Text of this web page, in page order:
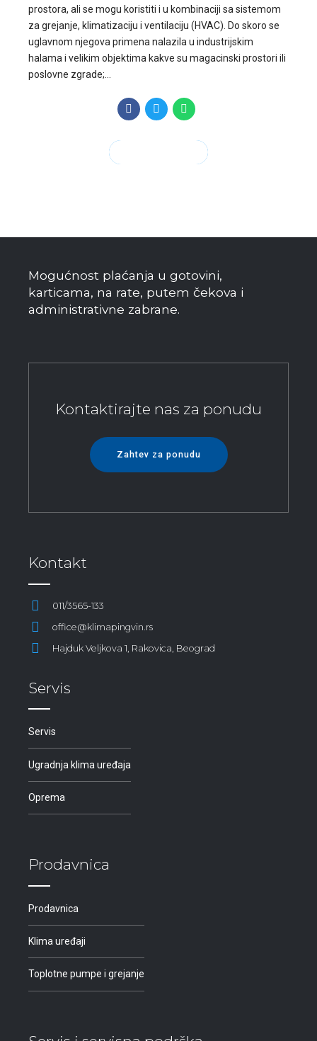
prostora, ali se mogu koristiti i u kombinaciji sa sistemom
za grejanje, klimatizaciju i ventilaciju (HVAC). Do skoro se
uglavnom njegova primena nalazila u industrijskim
halama i velikim objektima kakve su magacinski prostori ili
poslovne zgrade;...
Mogućnost plaćanja u gotovini,
karticama, na rate, putem čekova i
administrativne zabrane.
Kontaktirajte nas za ponudu
Zahtev za ponudu
Kontakt
011/3565-133
office@klimapingvin.rs
Hajduk Veljkova 1, Rakovica, Beograd
Servis
Servis
Ugradnja klima uređaja
Oprema
Prodavnica
Prodavnica
Klima uređaji
Toplotne pumpe i grejanje